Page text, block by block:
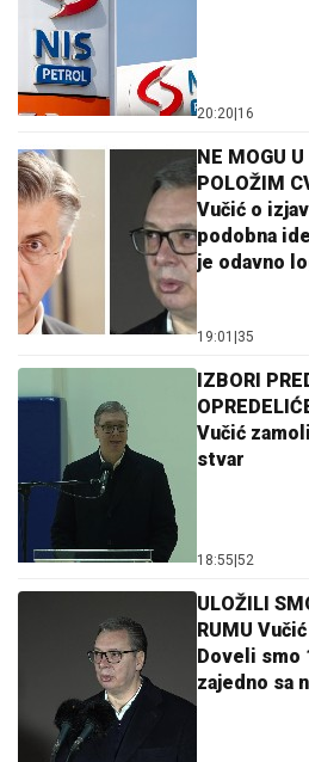
20:20 16
NE MOGU
POLOŽIM
Vučić o
podobna
je odavno
19:01 35
IZBORI
Vučić
stvar
18:55 52
ULOŽILI
RUMU
Doveli smo
zajedno sa